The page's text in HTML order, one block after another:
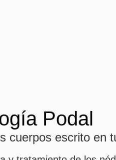
Podal
cuerpos escrito en